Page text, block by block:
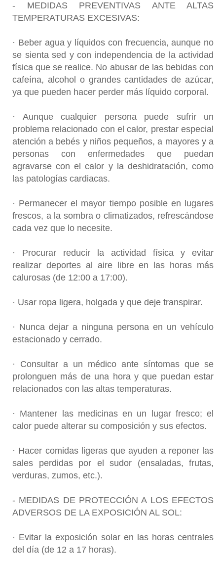
- MEDIDAS PREVENTIVAS ANTE ALTAS
TEMPERATURAS EXCESIVAS:
· Beber agua y líquidos con frecuencia, aunque no
se sienta sed y con independencia de la actividad
física que se realice. No abusar de las bebidas con
cafeína, alcohol o grandes cantidades de azúcar,
ya que pueden hacer perder más líquido corporal.
· Aunque cualquier persona puede sufrir un
problema relacionado con el calor, prestar especial
atención a bebés y niños pequeños, a mayores y a
personas con enfermedades que puedan
agravarse con el calor y la deshidratación, como
las patologías cardiacas.
· Permanecer el mayor tiempo posible en lugares
frescos, a la sombra o climatizados, refrescándose
cada vez que lo necesite.
· Procurar reducir la actividad física y evitar
realizar deportes al aire libre en las horas más
calurosas (de 12:00 a 17:00).
· Usar ropa ligera, holgada y que deje transpirar.
· Nunca dejar a ninguna persona en un vehículo
estacionado y cerrado.
· Consultar a un médico ante síntomas que se
prolonguen más de una hora y que puedan estar
relacionados con las altas temperaturas.
· Mantener las medicinas en un lugar fresco; el
calor puede alterar su composición y sus efectos.
· Hacer comidas ligeras que ayuden a reponer las
sales perdidas por el sudor (ensaladas, frutas,
verduras, zumos, etc.).
- MEDIDAS DE PROTECCIÓN A LOS EFECTOS
ADVERSOS DE LA EXPOSICIÓN AL SOL:
· Evitar la exposición solar en las horas centrales
del día (de 12 a 17 horas).